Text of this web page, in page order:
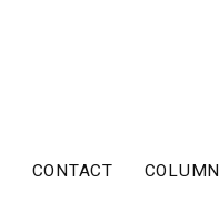
CONTACT COLUMN